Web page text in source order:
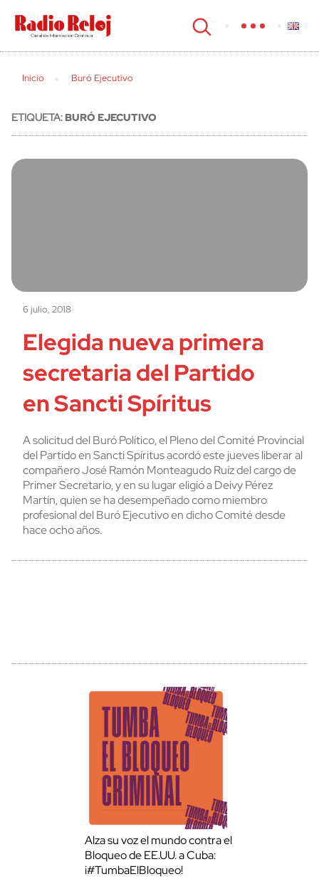
cerrar
Inicio Buró Ejecutivo
ETIQUETA:BURÓ EJECUTIVO
6 julio, 2018
Elegida nueva primera
secretaria del Partido
en Sancti Spíritus
A solicitud del Buró Político, el Pleno del Comité Provincial
del Partido en Sancti Spíritus acordó este jueves liberar al
compañero José Ramón Monteagudo Ruíz del cargo de
Primer Secretario, y en su lugar eligió a Deivy Pérez
Martín, quien se ha desempeñado como miembro
profesional del Buró Ejecutivo en dicho Comité desde
hace ocho años.
Alza su voz el mundo contra el
Bloqueo de EE.UU. a Cuba:
¡#TumbaElBloqueo!